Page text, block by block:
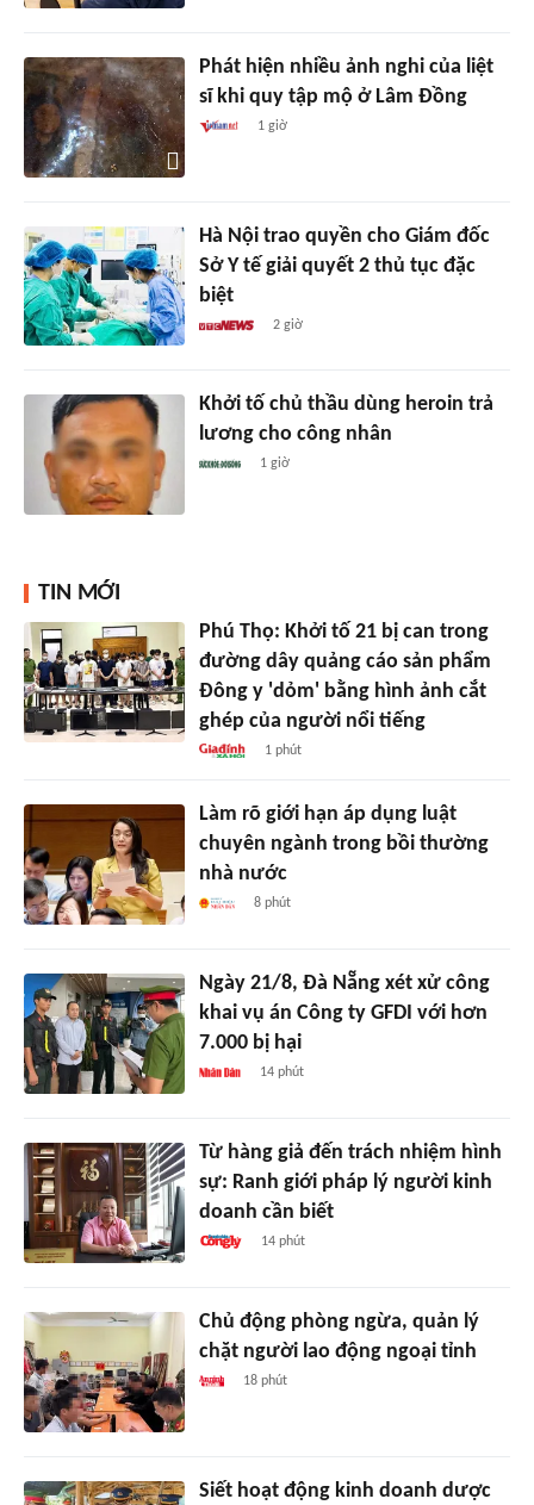
Phát hiện nhiều ảnh nghi của liệt
sĩ khi quy tập mộ ở Lâm Đồng
1 giờ
Hà Nội trao quyền cho Giám đốc
Sở Y tế giải quyết 2 thủ tục đặc
biệt
2 giờ
Khởi tố chủ thầu dùng heroin trả
lương cho công nhân
1 giờ
TIN MỚI
Phú Thọ: Khởi tố 21 bị can trong
đường dây quảng cáo sản phẩm
Đông y 'dỏm' bằng hình ảnh cắt
ghép của người nổi tiếng
1 phút
Làm rõ giới hạn áp dụng luật
chuyên ngành trong bồi thường
nhà nước
8 phút
Ngày 21/8, Đà Nẵng xét xử công
khai vụ án Công ty GFDI với hơn
7.000 bị hại
14 phút
Từ hàng giả đến trách nhiệm hình
sự: Ranh giới pháp lý người kinh
doanh cần biết
14 phút
Chủ động phòng ngừa, quản lý
chặt người lao động ngoại tỉnh
18 phút
Siết hoạt động kinh doanh dược